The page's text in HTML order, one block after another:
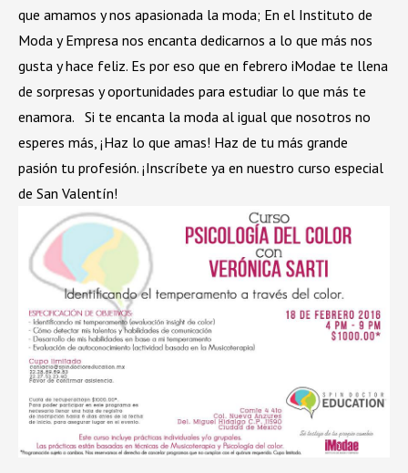
que amamos y nos apasionada la moda; En el Instituto de
Moda y Empresa nos encanta dedicarnos a lo que más nos
gusta y hace feliz. Es por eso que en febrero iModae te llena
de sorpresas y oportunidades para estudiar lo que más te
enamora. Si te encanta la moda al igual que nosotros no
esperes más, ¡Haz lo que amas! Haz de tu más grande
pasión tu profesión. ¡Inscríbete ya en nuestro curso especial
de San Valentín!